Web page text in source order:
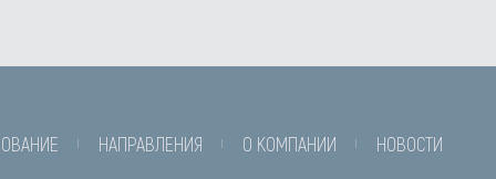
НАПРАВЛЕНИЯ О КОМПАНИИ НОВОСТИ